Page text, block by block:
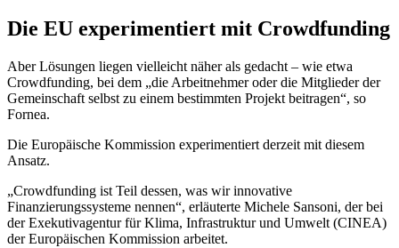
Die EU experimentiert mit Crowdfunding
Aber Lösungen liegen vielleicht näher als gedacht – wie etwa
Crowdfunding, bei dem „die Arbeitnehmer oder die Mitglieder der
Gemeinschaft selbst zu einem bestimmten Projekt beitragen“, so
Fornea.
Die Europäische Kommission experimentiert derzeit mit diesem
Ansatz.
„Crowdfunding ist Teil dessen, was wir innovative
Finanzierungssysteme nennen“, erläuterte Michele Sansoni, der bei
der Exekutivagentur für Klima, Infrastruktur und Umwelt (CINEA)
der Europäischen Kommission arbeitet.